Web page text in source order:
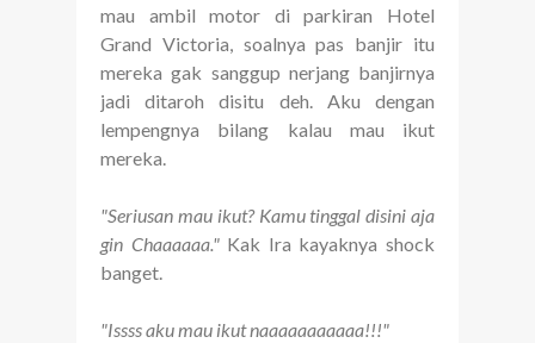
mau ambil motor di parkiran Hotel
Grand Victoria, soalnya pas banjir itu
mereka gak sanggup nerjang banjirnya
jadi ditaroh disitu deh. Aku dengan
lempengnya bilang kalau mau ikut
mereka.
"Seriusan mau ikut? Kamu tinggal disini aja
gin Chaaaaaa."Kak Ira kayaknya shock
banget.
"Issss aku mau ikut naaaaaaaaaaa!!!"